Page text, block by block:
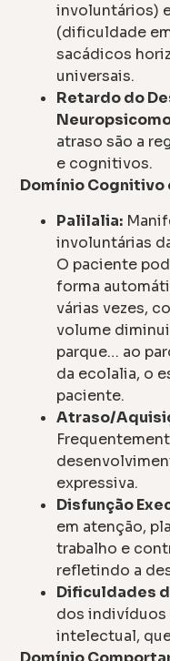
involuntários)
(dificuldade
sacádicos
universais.
Retardo do
atraso são a
e cognitivos.
Domínio Cognitivo
Palilalia:
involuntárias
O paciente
forma
várias vezes,
volume
parque… ao
da ecolalia, o
paciente.
Atraso/
expressiva.
Disfunção
em atenção,
trabalho e
refletindo a
Dificuldades
dos indivíduos
intelectual,